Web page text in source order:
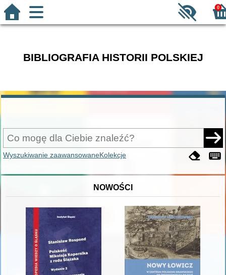
0
BIBLIOGRAFIA HISTORII POLSKIEJ
Wyszukiwanie zaawansowaneKolekcje
NOWOŚCI